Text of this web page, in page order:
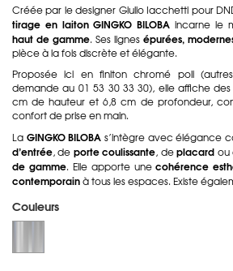
Créée par le designer Giulio Iacchetti pour
tirage en laiton GINGKO BILOBA incarne le
haut de gamme. Ses lignes épurées,
pièce à la fois discrète et élégante.
Proposée ici en finiton chromé poli (autres
demande au 01 53 30 33 30), elle affiche
cm de hauteur et 6,8 cm de profondeur,
confort de prise en main.
La GINGKO BILOBA s’intègre avec élégance
d’entrée, de porte coulissante, deplacard ou
de gamme. Elle apporte unecohérence
contemporainà tous les espaces. Existe
Couleurs